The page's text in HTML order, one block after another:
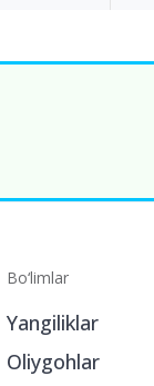
Bo‘limlar
Yangiliklar
Oliygohlar